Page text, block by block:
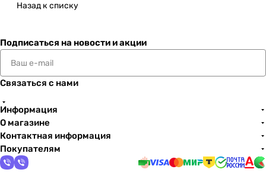
Назад к списку
Подписаться на новости и акции
Связаться с нами
Информация
О магазине
Контактная информация
Покупателям